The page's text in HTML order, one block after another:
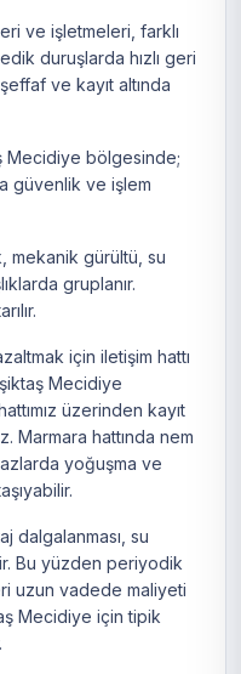
ve işletmeleri, farklı
duruşlarda hızlı geri
ve kayıt altında
Mecidiye bölgesinde;
güvenlik ve işlem
mekanik gürültü, su
gruplanır.
için iletişim hattı
Mecidiye
üzerinden kayıt
Marmara hattında nem
yoğuşma ve
dalgalanması, su
Bu yüzden periyodik
uzun vadede maliyeti
Mecidiye için tipik